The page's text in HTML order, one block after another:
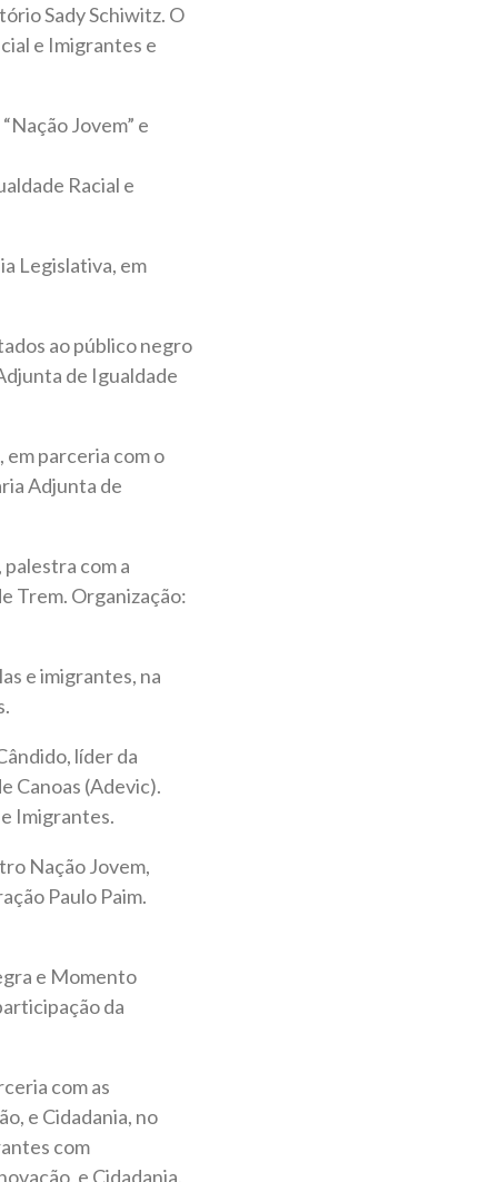
Sady Schiwitz. O
e Imigrantes e
Jovem” e
Racial e
Legislativa, em
ao público negro
de Igualdade
em parceria com o
Adjunta de
com a
Trem. Organização:
e imigrantes, na
líder da
Canoas (Adevic).
Imigrantes.
Nação Jovem,
Paulo Paim.
e Momento
da
com as
e Cidadania, no
com
e Cidadania.